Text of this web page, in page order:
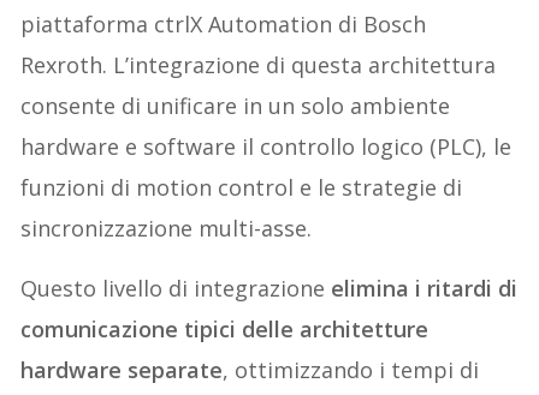
piattaforma ctrlX Automation di Bosch
Rexroth. L’integrazione di questa architettura
consente di unificare in un solo ambiente
hardware e software il controllo logico (PLC), le
funzioni di motion control e le strategie di
sincronizzazione multi-asse.
Questo livello di integrazione elimina i ritardi di
comunicazione tipici delle architetture
hardware separate, ottimizzando i tempi di